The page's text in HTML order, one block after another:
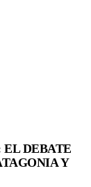
DEBATE
Y